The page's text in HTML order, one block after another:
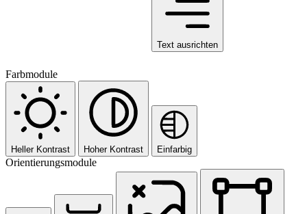
Text ausrichten
Farbmodule
Heller Kontrast Hoher Kontrast Einfarbig
Orientierungsmodule